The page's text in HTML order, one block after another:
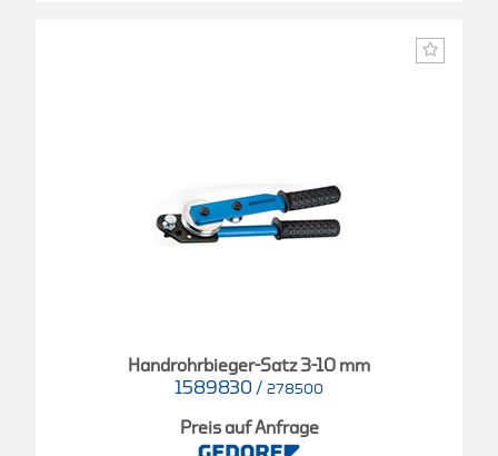
Handrohrbieger-Satz 3-10 mm
1589830 / 278500
Preis auf Anfrage